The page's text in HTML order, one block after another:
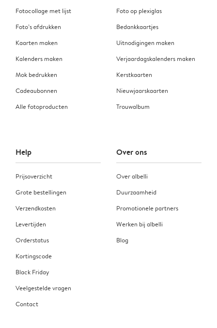
Fotocollage met lijst
Foto’s afdrukken
Kaarten maken
Kalenders maken
Mok bedrukken
Cadeaubonnen
Alle fotoproducten
Foto op plexiglas
Bedankkaartjes
Uitnodigingen maken
Verjaardagskalenders maken
Kerstkaarten
Nieuwjaarskaarten
Trouwalbum
Help
Prijsoverzicht
Grote bestellingen
Verzendkosten
Levertijden
Orderstatus
Kortingscode
Black Friday
Veelgestelde vragen
Contact
Over ons
Over albelli
Duurzaamheid
Promotionele partners
Werken bij albelli
Blog